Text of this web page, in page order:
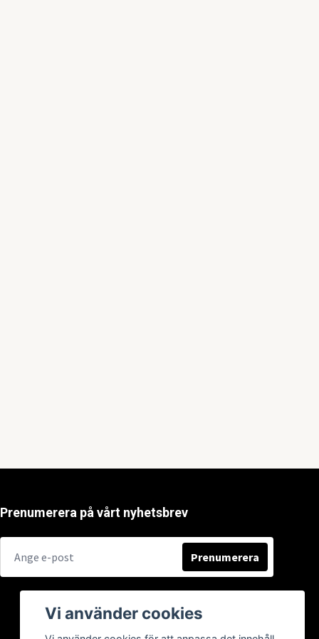
Prenumerera på vårt nyhetsbrev
Prenumerera
Vi använder cookies